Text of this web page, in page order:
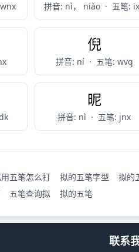
拼音: nì， niào · 五笔:
倪
拼音: ní · 五笔: wvq
昵
拼音: nì · 五笔: jnx
五笔怎么打 拟的五笔字型
拟的
五笔查询拟 拟的五笔
联系